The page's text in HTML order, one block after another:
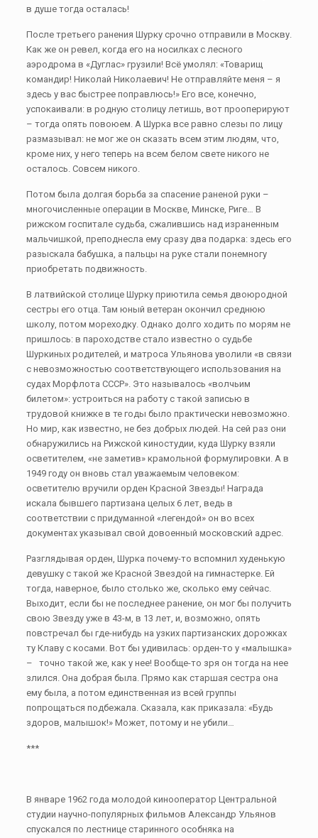
в душе тогда осталась!
После третьего ранения Шурку срочно отправили в Москву.
Как же он ревел, когда его на носилках с лесного
аэродрома в «Дуглас» грузили! Всё умолял: «Товарищ
командир! Николай Николаевич! Не отправляйте меня – я
здесь у вас быстрее поправлюсь!» Его все, конечно,
успокаивали: в родную столицу летишь, вот прооперируют
– тогда опять повоюем. А Шурка все равно слезы по лицу
размазывал: не мог же он сказать всем этим людям, что,
кроме них, у него теперь на всем белом свете никого не
осталось. Совсем никого.
Потом была долгая борьба за спасение раненой руки –
многочисленные операции в Москве, Минске, Риге… В
рижском госпитале судьба, сжалившись над израненным
мальчишкой, преподнесла ему сразу два подарка: здесь его
разыскала бабушка, а пальцы на руке стали понемногу
приобретать подвижность.
В латвийской столице Шурку приютила семья двоюродной
сестры его отца. Там юный ветеран окончил среднюю
школу, потом мореходку. Однако долго ходить по морям не
пришлось: в пароходстве стало известно о судьбе
Шуркиных родителей, и матроса Ульянова уволили «в связи
с невозможностью соответствующего использования на
судах Морфлота СССР». Это называлось «волчьим
билетом»: устроиться на работу с такой записью в
трудовой книжке в те годы было практически невозможно.
Но мир, как известно, не без добрых людей. На сей раз они
обнаружились на Рижской киностудии, куда Шурку взяли
осветителем, «не заметив» крамольной формулировки. А в
1949 году он вновь стал уважаемым человеком:
осветителю вручили орден Красной Звезды! Награда
искала бывшего партизана целых 6 лет, ведь в
соответствии с придуманной «легендой» он во всех
документах указывал свой довоенный московский адрес.
Разглядывая орден, Шурка почему-то вспомнил худенькую
девушку с такой же Красной Звездой на гимнастерке. Ей
тогда, наверное, было столько же, сколько ему сейчас.
Выходит, если бы не последнее ранение, он мог бы получить
свою Звезду уже в 43-м, в 13 лет, и, возможно, опять
повстречал бы где-нибудь на узких партизанских дорожках
ту Клаву с косами. Вот бы удивилась: орден-то у «малышка»
– точно такой же, как у нее! Вообще-то зря он тогда на нее
злился. Она добрая была. Прямо как старшая сестра она
ему была, а потом единственная из всей группы
попрощаться подбежала. Сказала, как приказала: «Будь
здоров, малышок!» Может, потому и не убили…
***
В январе 1962 года молодой кинооператор Центральной
студии научно-популярных фильмов Александр Ульянов
спускался по лестнице старинного особняка на